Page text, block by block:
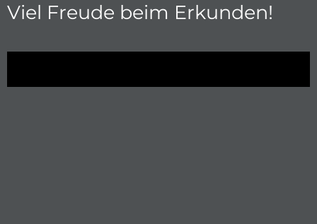
Viel Freude beim Erkunden!